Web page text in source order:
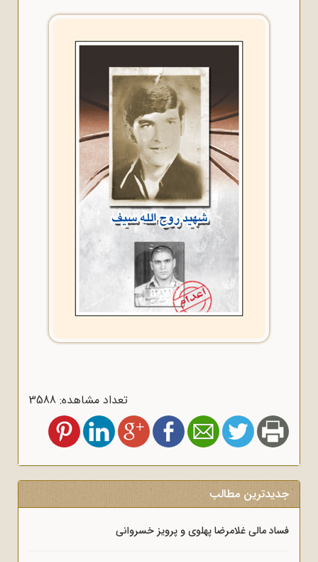
تعداد مشاهده: 3588
جدیدترین مطالب
فساد مالی غلامرضا پهلوی و پرویز خسروانی